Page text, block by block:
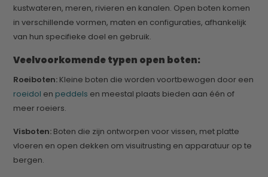
kustwateren, meren, rivieren en kanalen. Open boten komen
in verschillende vormen, maten en configuraties, afhankelijk
van hun specifieke doel en gebruik.
Veelvoorkomende typen open boten:
Roeiboten: Kleine boten die worden voortbewogen door een
roeidol en peddels en meestal plaats bieden aan één of
meer roeiers.
Visboten: Boten die zijn ontworpen voor vissen, met platte
vloeren en open dekken om visuitrusting en apparatuur op te
bergen.